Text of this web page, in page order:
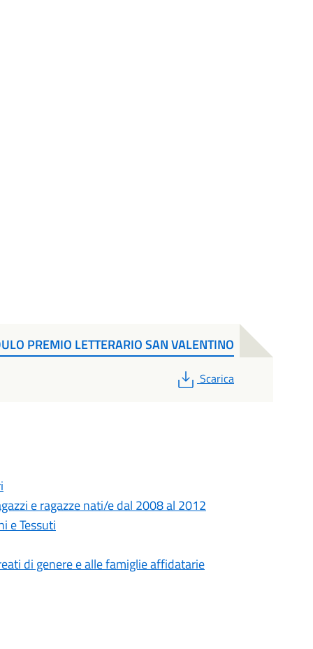
PREMIO LETTERARIO SAN VALENTINO
PDF
Scarica
e ragazze nati/e dal 2008 al 2012
e Tessuti
di genere e alle famiglie affidatarie